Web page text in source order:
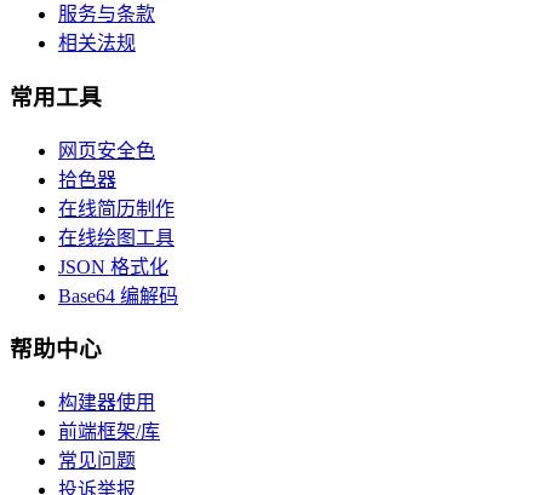
服务与条款
相关法规
常用工具
网页安全色
拾色器
在线简历制作
在线绘图工具
JSON 格式化
Base64 编解码
帮助中心
构建器使用
前端框架/库
常见问题
投诉举报